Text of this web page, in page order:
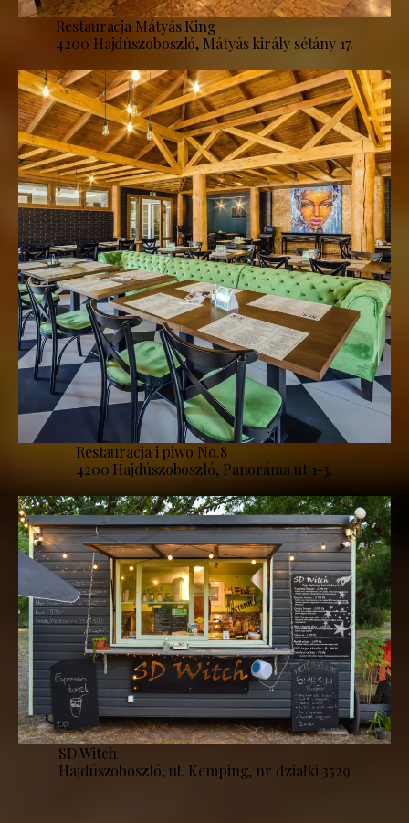
Restauracja Mátyás King
4200 Hajdúszoboszló, Mátyás király sétány 17.
Restauracja i piwo No.8
4200 Hajdúszoboszló, Panoráma út 1-3.
SD Witch
Hajdúszoboszló, ul. Kemping, nr działki 3529